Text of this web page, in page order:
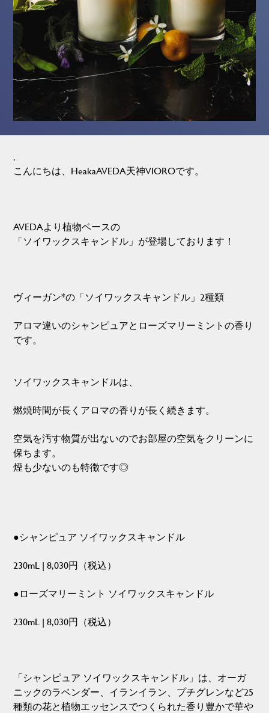
.
こんにちは、HeakaAVEDA天神VIOROです。
AVEDAより植物ベースの
「ソイワックスキャンドル」が登場しております！
ヴィーガン*の「ソイワックスキャンドル」2種類
アロマ違いのシャンピュアとローズマリーミントの香り
です。
ソイワックスキャンドルは、
燃焼時間が長くアロマの香りが長く続きます。
空気を汚す物質が出ないのでお部屋の空気をクリーンに
保ちます。
煙も少ないのも特徴です◎
●シャンピュア ソイワックスキャンドル
230mL | 8,030円（税込）
●ローズマリーミント ソイワックスキャンドル
230mL | 8,030円（税込）
「シャンピュア ソイワックスキャンドル」は、オーガ
ニックのラベンダー、イランイラン、プチグレンなど25
種類の花と植物エッセンスでつくられた香り豊かで華や